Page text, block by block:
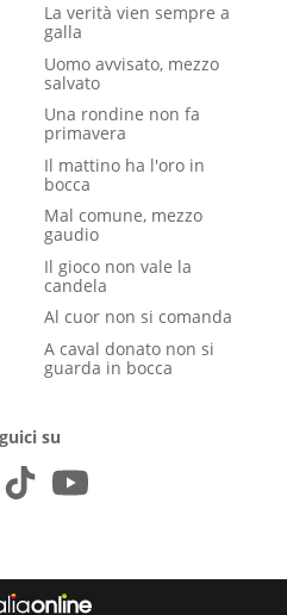
La verità vien sempre a
galla
Uomo avvisato, mezzo
salvato
Una rondine non fa
primavera
Il mattino ha l'oro in
bocca
Mal comune, mezzo
gaudio
Il gioco non vale la
candela
Al cuor non si comanda
A caval donato non si
guarda in bocca
su